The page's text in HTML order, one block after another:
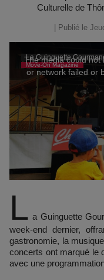
Culturelle de
| Publié le
L a Guinguette
week-end dernier,
gastronomie, la
concerts ont marqué le
avec une